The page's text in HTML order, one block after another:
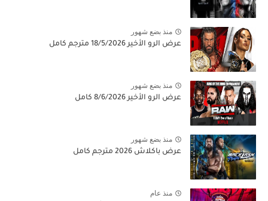
منذ بضع شهور
عرض الرو الأخير 18/5/2026 مترجم كامل
منذ بضع شهور
عرض الرو الأخير 8/6/2026 كامل
منذ بضع شهور
عرض باكلاش 2026 مترجم كامل
منذ عام